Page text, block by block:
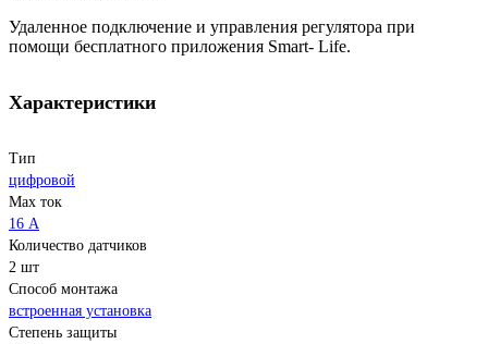
Удаленное подключение и управления регулятора при
помощи бесплатного приложения Smart- Life.
Характеристики
Тип
цифровой
Max ток
16 А
Количество датчиков
2 шт
Способ монтажа
встроенная установка
Степень защиты